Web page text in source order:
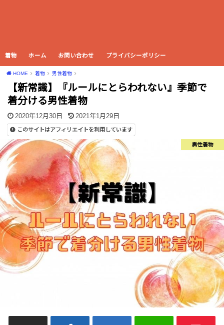
着物 ホーム お問い合わせ プライバシーポリシー
HOME 着物 男性着物
【新常識】『ルールにとらわれない』季節で
着分ける男性着物
2020年12月30日 2021年1月29日
このサイトはアフィリエイトを利用しています
男性着物